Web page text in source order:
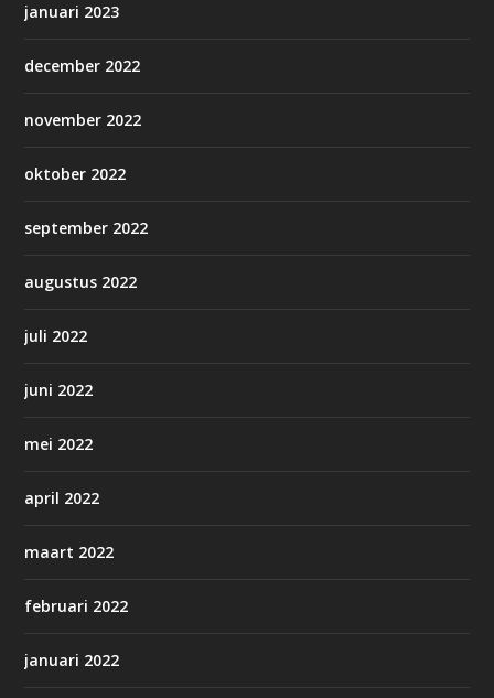
januari 2023
december 2022
november 2022
oktober 2022
september 2022
augustus 2022
juli 2022
juni 2022
mei 2022
april 2022
maart 2022
februari 2022
januari 2022